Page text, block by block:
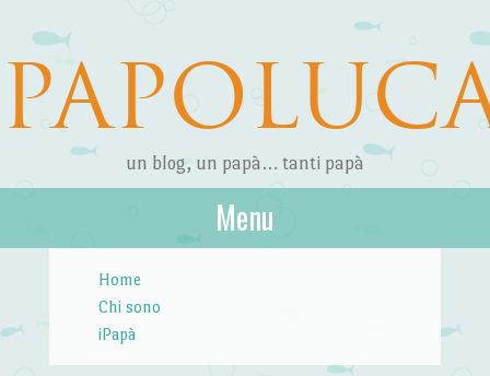
un blog, un papà… tanti papà
Menu
Home
Chi sono
iPapà